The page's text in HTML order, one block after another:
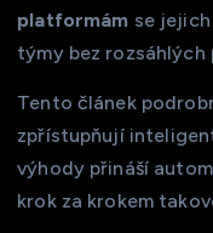
platformám se
týmy bez
Tento článek
zpřístupňují
výhody přináší
krok za krokem